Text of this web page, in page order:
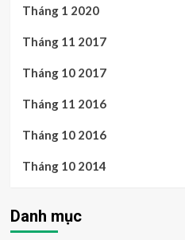
Tháng 1 2020
Tháng 11 2017
Tháng 10 2017
Tháng 11 2016
Tháng 10 2016
Tháng 10 2014
Danh mục